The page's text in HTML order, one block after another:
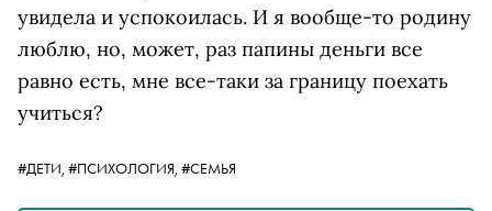
увидела и успокоилась. И я вообще-то родину
люблю, но, может, раз папины деньги все
равно есть, мне все-таки за границу поехать
учиться?
#ДЕТИ, #ПСИХОЛОГИЯ, #СЕМЬЯ